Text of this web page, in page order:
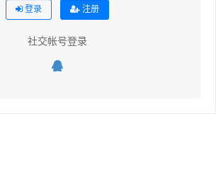
登录 注册
社交帐号登录